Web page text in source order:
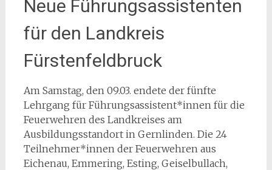
Neue Führungsassistenten
für den Landkreis
Fürstenfeldbruck
Am Samstag, den 09.03. endete der fünfte
Lehrgang für Führungsassistent*innen für die
Feuerwehren des Landkreises am
Ausbildungsstandort in Gernlinden. Die 24
Teilnehmer*innen der Feuerwehren aus
Eichenau, Emmering, Esting, Geiselbullach,